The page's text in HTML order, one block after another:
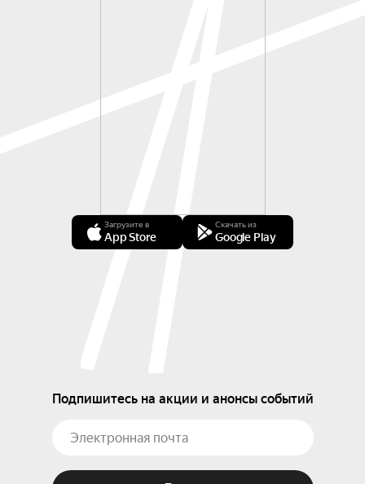
Загрузите в
App Store
Скачать из
Google Play
Подпишитесь на акции и анонсы событий